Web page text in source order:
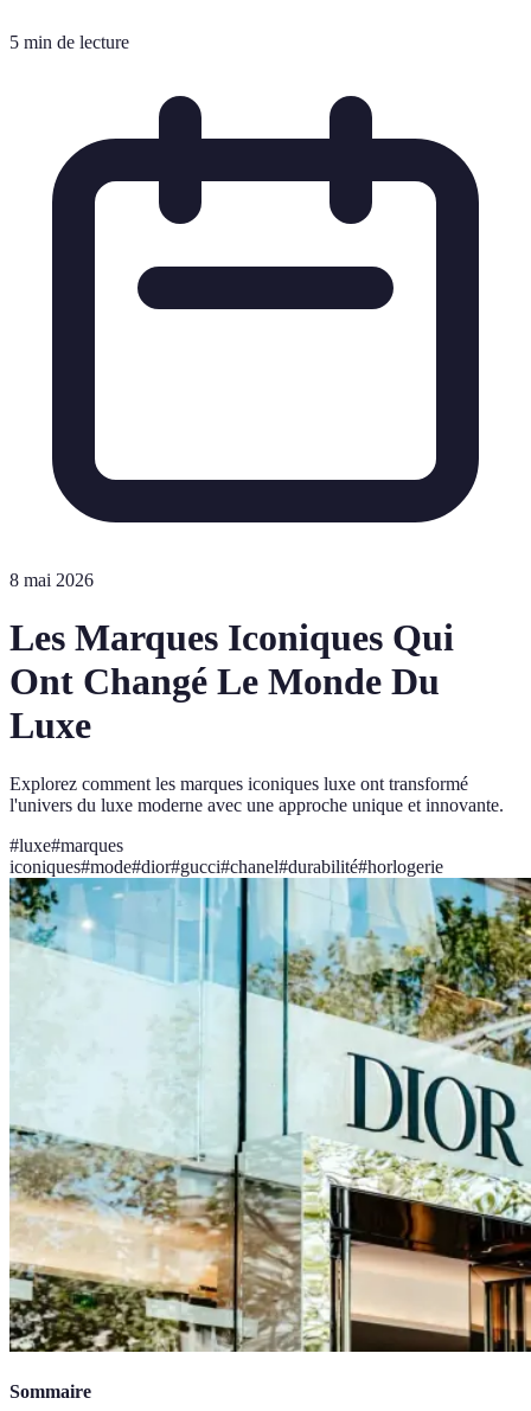
5 min de lecture
8 mai 2026
Les Marques Iconiques Qui
Ont Changé Le Monde Du
Luxe
Explorez comment les marques iconiques luxe ont transformé
l'univers du luxe moderne avec une approche unique et innovante.
#luxe#marques
iconiques#mode#dior#gucci#chanel#durabilité#horlogerie
Sommaire